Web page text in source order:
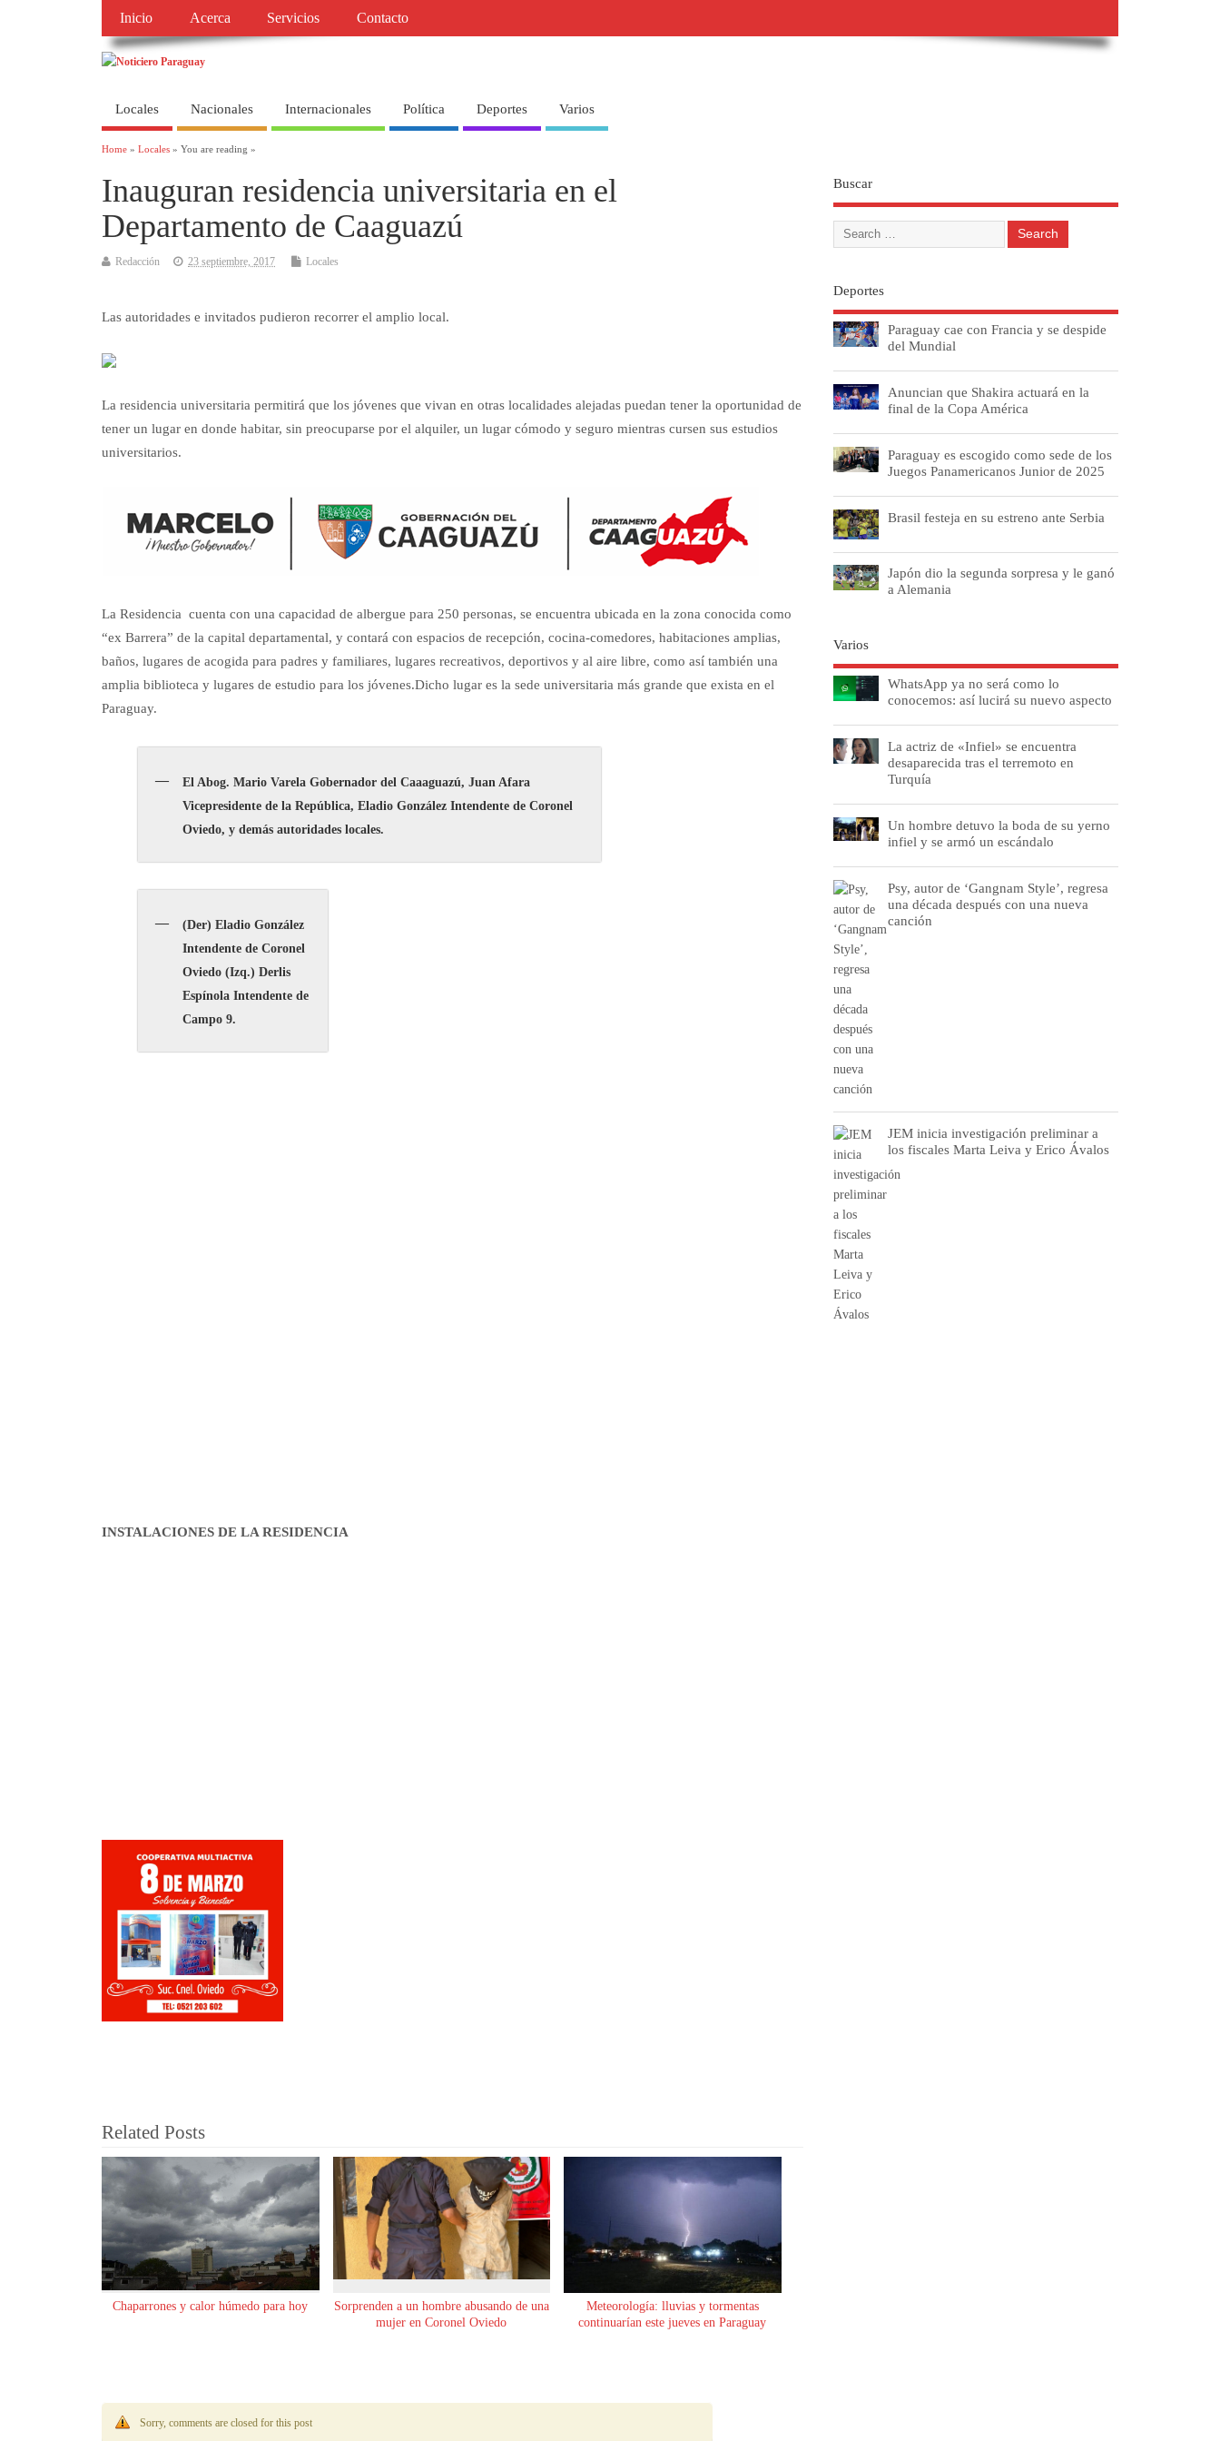
Inicio Acerca Servicios Contacto
Locales Nacionales Internacionales Política Deportes Varios
Home » Locales » You are reading »
Inauguran residencia universitaria en el
Departamento de Caaguazú
Redacción 23 septiembre, 2017 Locales
Las autoridades e invitados pudieron recorrer el amplio local.
La residencia universitaria permitirá que los jóvenes que vivan en otras localidades alejadas puedan tener la oportunidad de
tener un lugar en donde habitar, sin preocuparse por el alquiler, un lugar cómodo y seguro mientras cursen sus estudios
universitarios.
La Residencia cuenta con una capacidad de albergue para 250 personas, se encuentra ubicada en la zona conocida como
“ex Barrera” de la capital departamental, y contará con espacios de recepción, cocina-comedores, habitaciones amplias,
baños, lugares de acogida para padres y familiares, lugares recreativos, deportivos y al aire libre, como así también una
amplia biblioteca y lugares de estudio para los jóvenes.Dicho lugar es la sede universitaria más grande que exista en el
Paraguay.
El Abog. Mario Varela Gobernador del Caaaguazú, Juan Afara
Vicepresidente de la República, Eladio González Intendente de Coronel
Oviedo, y demás autoridades locales.
(Der) Eladio González
Intendente de Coronel
Oviedo (Izq.) Derlis
Espínola Intendente de
Campo 9.
INSTALACIONES DE LA RESIDENCIA
Related Posts
Chaparrones y calor húmedo para hoy
Sorprenden a un hombre abusando de una
mujer en Coronel Oviedo
Meteorología: lluvias y tormentas
continuarían este jueves en Paraguay
Sorry, comments are closed for this post
Buscar
Deportes
Paraguay cae con Francia y se despide
del Mundial
Anuncian que Shakira actuará en la
final de la Copa América
Paraguay es escogido como sede de los
Juegos Panamericanos Junior de 2025
Brasil festeja en su estreno ante Serbia
Japón dio la segunda sorpresa y le ganó
a Alemania
Varios
WhatsApp ya no será como lo
conocemos: así lucirá su nuevo aspecto
La actriz de «Infiel» se encuentra
desaparecida tras el terremoto en
Turquía
Un hombre detuvo la boda de su yerno
infiel y se armó un escándalo
Psy, autor de ‘Gangnam Style’, regresa
una década después con una nueva
canción
JEM inicia investigación preliminar a
los fiscales Marta Leiva y Erico Ávalos